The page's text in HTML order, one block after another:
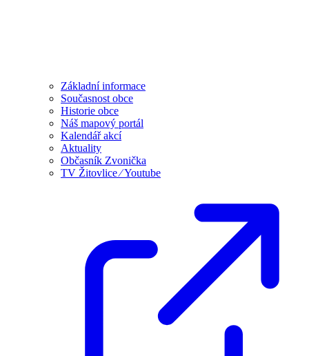
Základní informace
Současnost obce
Historie obce
Náš mapový portál
Kalendář akcí
Aktuality
Občasník Zvonička
TV Žitovlice ⁄ Youtube